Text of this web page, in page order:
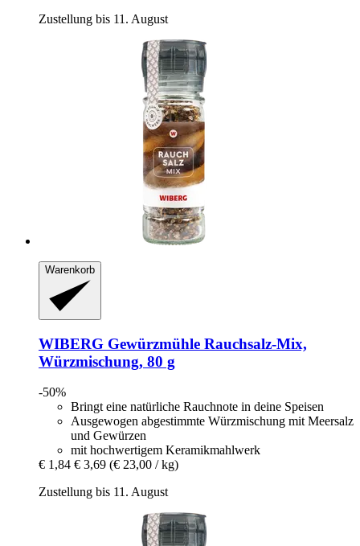
Zustellung bis 11. August
Warenkorb
WIBERG Gewürzmühle Rauchsalz-​Mix,
Würzmischung, 80 g
-50%
Bringt eine natürliche Rauchnote in deine Speisen
Ausgewogen abgestimmte Würzmischung mit Meersalz
und Gewürzen
mit hochwertigem Keramikmahlwerk
€ 1,84 € 3,69 (€ 23,00 / kg)
Zustellung bis 11. August